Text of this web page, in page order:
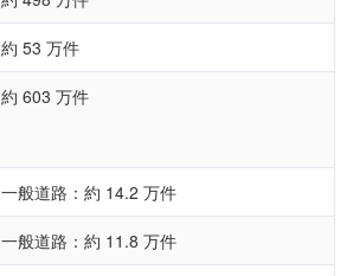
約 53 万件
約 603 万件
一般道路：約 14.2 万件
一般道路：約 11.8 万件